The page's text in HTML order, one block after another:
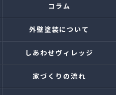
コラム
外壁塗装について
しあわせヴィレッジ
家づくりの流れ